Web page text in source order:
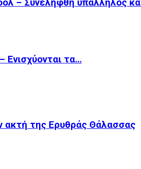
– Συνελήφθη υπάλληλος
Ενισχύονται τα…
ακτή της Ερυθράς Θάλασσας